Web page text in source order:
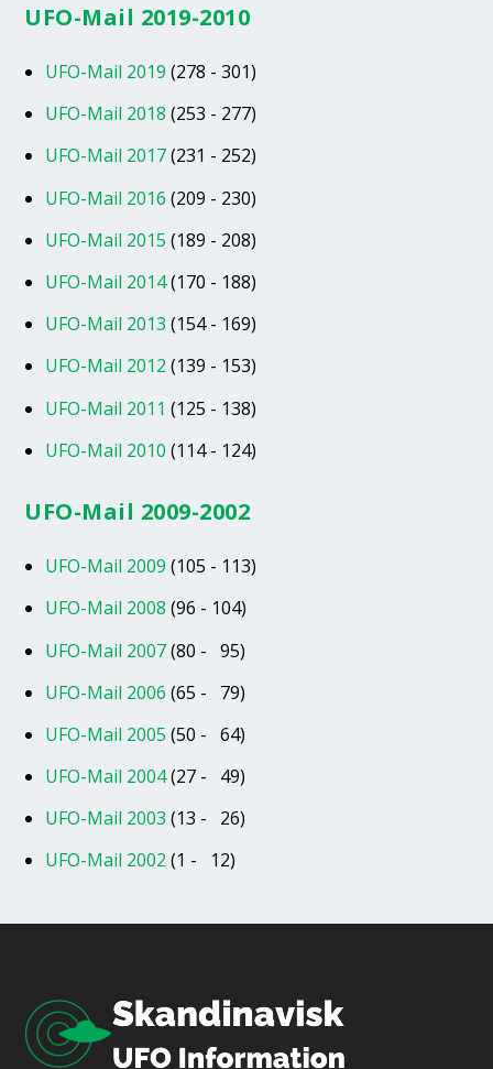
UFO-Mail 2019-2010
UFO-Mail 2019 (278 - 301)
UFO-Mail 2018 (253 - 277)
UFO-Mail 2017(231 - 252)
UFO-Mail 2016 (209 - 230)
UFO-Mail 2015 (189 - 208)
UFO-Mail 2014(170 - 188)
UFO-Mail 2013 (154 - 169)
UFO-Mail 2012 (139 - 153)
UFO-Mail 2011 (125 - 138)
UFO-Mail 2010 (114 - 124)
UFO-Mail 2009-2002
UFO-Mail 2009 (105 - 113)
UFO-Mail 2008 (96 - 104)
UFO-Mail 2007(80 - 95)
UFO-Mail 2006 (65 - 79)
UFO-Mail 2005 (50 - 64)
UFO-Mail 2004(27 - 49)
UFO-Mail 2003 (13 - 26)
UFO-Mail 2002 (1 - 12)